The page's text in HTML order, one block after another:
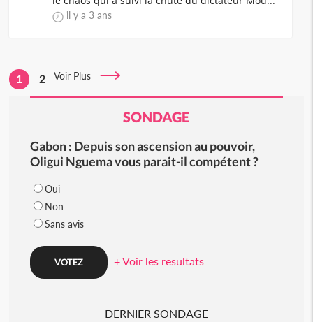
il y a 3 ans
1 2 Voir Plus
SONDAGE
Gabon : Depuis son ascension au pouvoir,
Oligui Nguema vous parait-il compétent ?
Oui
Non
Sans avis
+ Voir les resultats
DERNIER SONDAGE